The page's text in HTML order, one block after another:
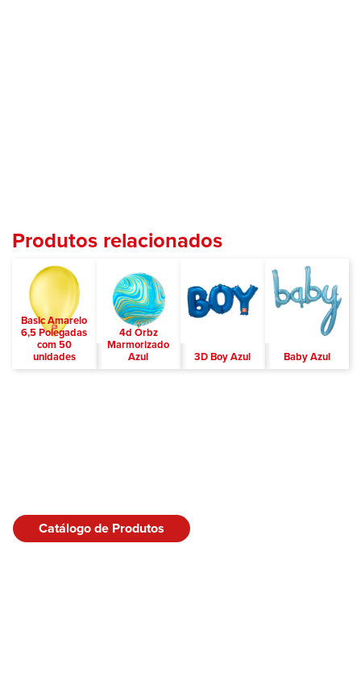
Produtos relacionados
Basic Amarelo
6,5 Polegadas
com 50
unidades
4d Orbz
Marmorizado
Azul 3D Boy Azul Baby Azul
Catálogo de Produtos